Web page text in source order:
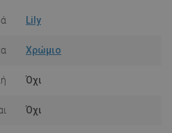
Lily
Χρώμιο
Όχι
Όχι